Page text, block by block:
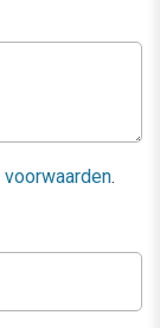
voorwaarden.